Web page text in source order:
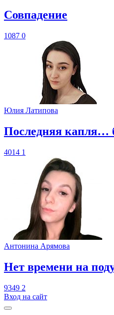
​Совпадение
1087 0
Юлия Латипова
​Последняя капля…
4014 1
Антонина Арямова
​Нет времени на
9349 2
Вход на сайт